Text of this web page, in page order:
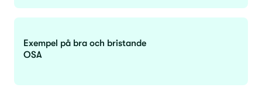
Exempel på bra och bristande
OSA